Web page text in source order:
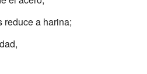
reduce a harina;